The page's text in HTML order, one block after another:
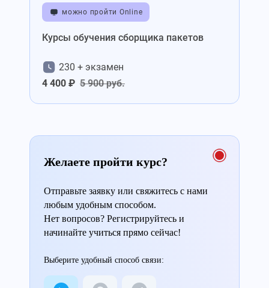
можно пройти Online
Курсы обучения сборщика пакетов
230 + экзамен
4 400 ₽ 5 900 руб.
Желаете пройти курс?
Отправьте заявку или свяжитесь с нами
любым удобным способом.
Нет вопросов? Регистрируйтесь и
начинайте учиться прямо сейчас!
Выберите удобный способ связи: